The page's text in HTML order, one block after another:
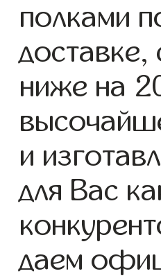
полками
доставке,
ниже на
и
для Вас
даем